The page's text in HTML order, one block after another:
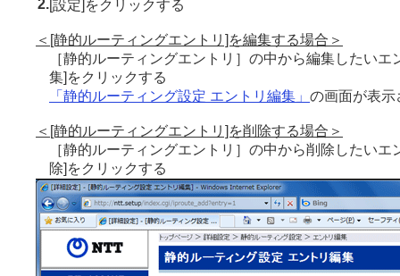
2. [設定]をクリックする
＜[静的ルーティングエントリ]を編集する場合＞
［静的ルーティングエントリ］の中から編集したいエ
集]をクリックする
「静的ルーティング設定 エントリ編集」 の画面が表示
＜[静的ルーティングエントリ]を削除する場合＞
［静的ルーティングエントリ］の中から削除したいエ
除]をクリックする